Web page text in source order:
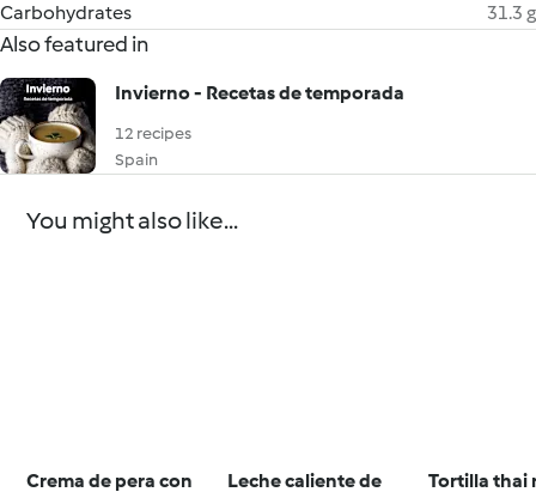
Carbohydrates
31.3 g
Also featured in
Invierno - Recetas de temporada
12 recipes
Spain
You might also like...
Crema de pera con Leche caliente de Tortilla thai